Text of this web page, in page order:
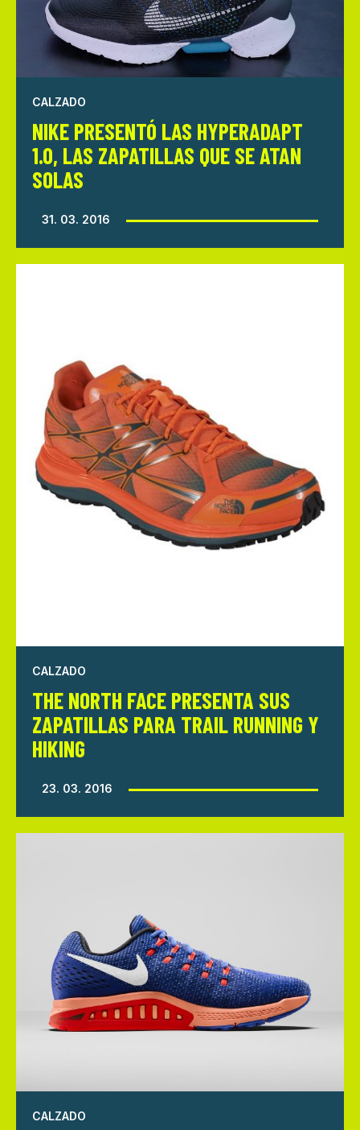
CALZADO
NIKE PRESENTÓ LAS HYPERADAPT
1.0, LAS ZAPATILLAS QUE SE ATAN
SOLAS
31. 03. 2016
CALZADO
THE NORTH FACE PRESENTA SUS
ZAPATILLAS PARA TRAIL RUNNING Y
HIKING
23. 03. 2016
CALZADO